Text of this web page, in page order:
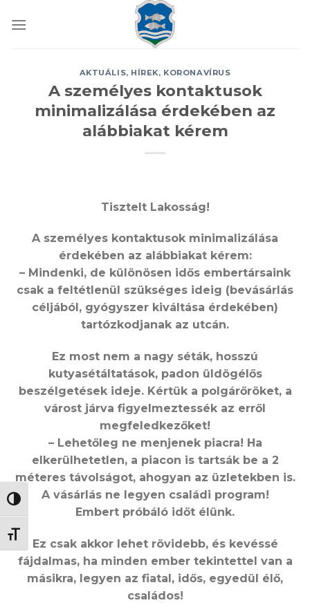
NAGY KONTRASZT VÁLTÁSA
BETŰMÉRET VÁLTÁSA
AKTUÁLIS, HÍREK, KORONAVÍRUS
A személyes kontaktusok
minimalizálása érdekében az
alábbiakat kérem
Tisztelt Lakosság!
A személyes kontaktusok minimalizálása
érdekében az alábbiakat kérem:
– Mindenki, de különösen idős embertársaink
csak a feltétlenül szükséges ideig (bevásárlás
céljából, gyógyszer kiváltása érdekében)
tartózkodjanak az utcán.
Ez most nem a nagy séták, hosszú
kutyasétáltatások, padon üldögélős
beszélgetések ideje. Kértük a polgárőröket, a
várost járva figyelmeztessék az erről
megfeledkezőket!
– Lehetőleg ne menjenek piacra! Ha
elkerülhetetlen, a piacon is tartsák be a 2
méteres távolságot, ahogyan az üzletekben is.
A vásárlás ne legyen családi program!
Embert próbáló időt élünk.
Ez csak akkor lehet rövidebb, és kevéssé
fájdalmas, ha minden ember tekintettel van a
másikra, legyen az fiatal, idős, egyedül élő,
családos!